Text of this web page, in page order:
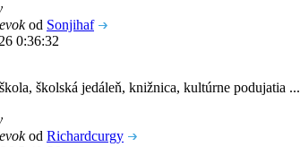
od Sonjihaf
0:36:32
školská jedáleň, knižnica, kultúrne podujatia ...
od Richardcurgy